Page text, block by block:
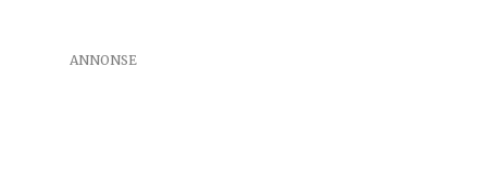
ANNONSE